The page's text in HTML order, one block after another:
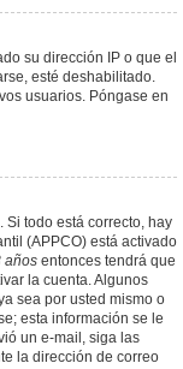
su dirección IP o que el
esté deshabilitado.
usuarios. Póngase en
Si todo está correcto, hay
(APPCO) está activado
años entonces tendrá que
la cuenta. Algunos
sea por usted mismo o
esta información se le
un e-mail, siga las
la dirección de correo